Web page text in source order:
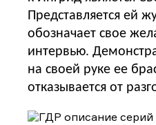
Представляется ей
обозначает свое
интервью.
на своей руке ее
отказывается от